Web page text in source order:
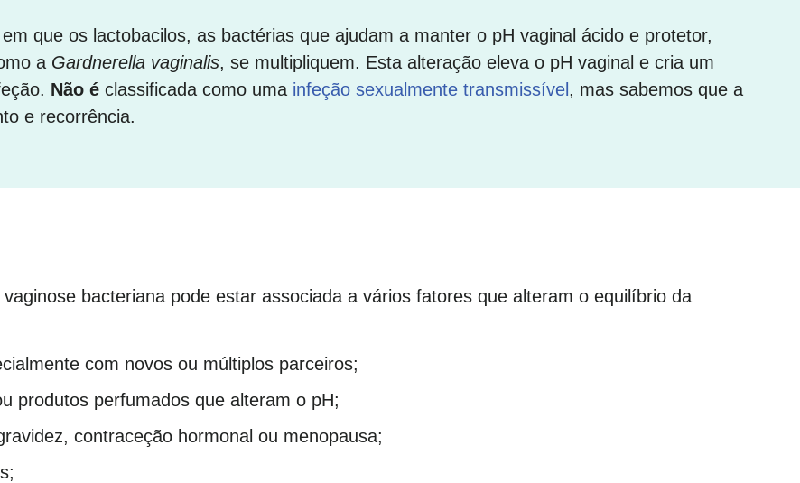
que os lactobacilos, as bactérias que ajudam a manter o pH vaginal ácido e protetor,
a Gardnerella vaginalis, se multipliquem. Esta alteração eleva o pH vaginal e cria um
Não é classificada como uma infeção sexualmente transmissível , mas sabemos que a
e recorrência.
bacteriana pode estar associada a vários fatores que alteram o equilíbrio da
com novos ou múltiplos parceiros;
produtos perfumados que alteram o pH;
contraceção hormonal ou menopausa;